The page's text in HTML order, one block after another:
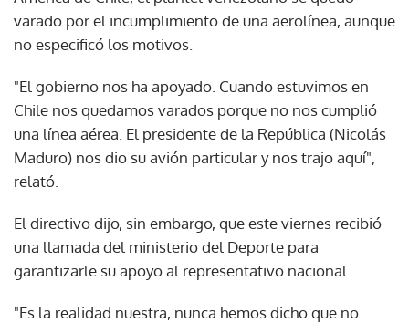
varado por el incumplimiento de una aerolínea, aunque
no especificó los motivos.
"El gobierno nos ha apoyado. Cuando estuvimos en
Chile nos quedamos varados porque no nos cumplió
una línea aérea. El presidente de la República (Nicolás
Maduro) nos dio su avión particular y nos trajo aquí",
relató.
El directivo dijo, sin embargo, que este viernes recibió
una llamada del ministerio del Deporte para
garantizarle su apoyo al representativo nacional.
"Es la realidad nuestra, nunca hemos dicho que no